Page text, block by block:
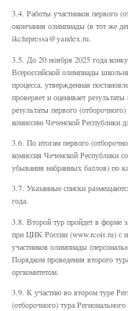
3.4. Работы участников первого
окончания олимпиады (в тот же
ikchrpressa@yandex.ru.
3.5. До 20 ноября 2025 года
Всероссийской олимпиады
процесса, утвержденная
проверяет и оценивает
результаты первого
комиссию Чеченской Республики
3.6. По итогам первого
комиссия Чеченской Республики
убывания набранных баллов) по
3.7. Указанные списки
года.
3.8. Второй тур пройдет в форме
при ЦИК России (www.rcoit.ru) с
участников олимпиады
Порядком проведения второго
оргкомитетом.
3.9. К участию во втором туре
(отборочного) тура